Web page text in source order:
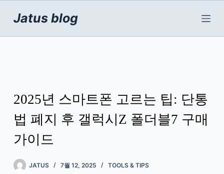
로
Jatus blog
2025년 스마트폰 고르는 팁: 단통
법 폐지 후 갤럭시Z 폴더블7 구매
가이드
JATUS 7월 12, 2025 TOOLS & TIPS